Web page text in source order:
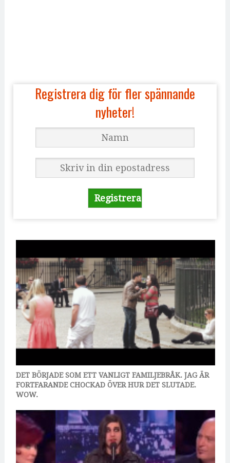
Registrera dig för fler spännande
nyheter!
DET BÖRJADE SOM ETT VANLIGT FAMILJEBRÅK. JAG ÄR
FORTFARANDE CHOCKAD ÖVER HUR DET SLUTADE.
WOW.